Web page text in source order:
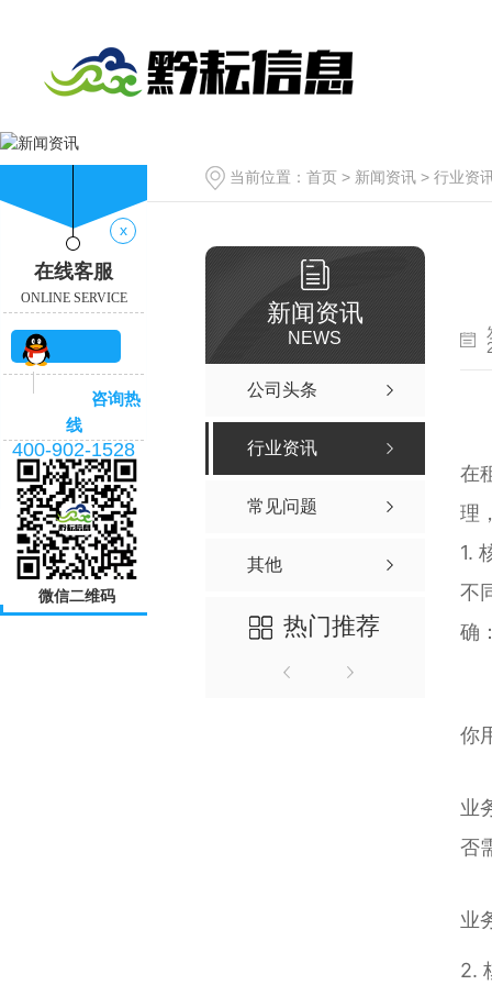
当前位置： 首页 > 新闻资讯 > 行业资
新闻资讯
NEWS
公司头条
行业资讯
常见问题
其他
热门推荐
在
理
1.
不
确
你
业
否
业
2.
x
在线客服
ONLINE SERVICE
咨询热
线
400-902-1528
微信二维码